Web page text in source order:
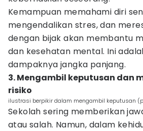
Kemampuan memahami diri
mengendalikan stres, dan
dengan bijak akan membantu
dan kesehatan mental. Ini
dampaknya jangka panjang.
3. Mengambil keputusan dan
risiko
ilustrasi berpikir dalam mengambil keputusan
Sekolah sering memberikan
atau salah. Namun, dalam